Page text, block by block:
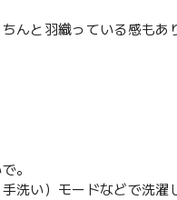
んと羽織っている感もあ
。
洗い）モードなどで洗濯